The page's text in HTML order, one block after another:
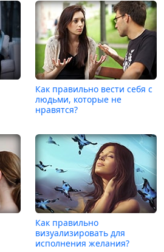
Как правильно вести себя с
людьми, которые не
нравятся?
Как правильно
визуализировать для
исполнения желания?